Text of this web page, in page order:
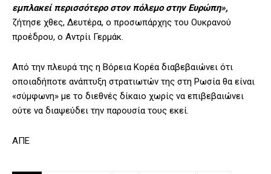
εμπλακεί περισσότερο στον πόλεμο στην Ευρώπη»,
ζήτησε χθες, Δευτέρα, ο προσωπάρχης του Ουκρανού
προέδρου, ο Αντρίι Γερμάκ.
Από την πλευρά της η Βόρεια Κορέα διαβεβαιώνει ότι
οποιαδήποτε ανάπτυξη στρατιωτών της στη Ρωσία θα είναι
«σύμφωνη» με το διεθνές δίκαιο χωρίς να επιβεβαιώνει
ούτε να διαψεύδει την παρουσία τους εκεί.
ΑΠΕ